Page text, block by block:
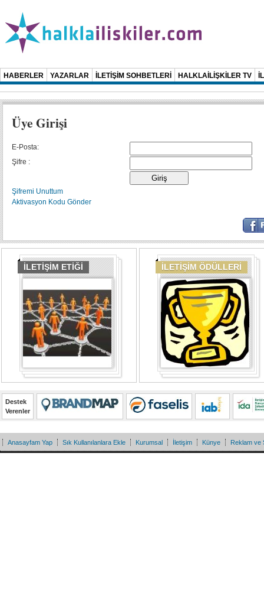
HABERLER YAZARLAR İLETİŞİM SOHBETLERİ HALKLAİLİŞKİLER TV
Üye Girişi
E-Posta:
Şifre :
Şifremi Unuttum
Aktivasyon Kodu Gönder
İLETİŞİM ETİĞİ İLETİŞİM ÖDÜLLERİ
Destek
Verenler
Anasayfam Yap Sık Kullanılanlara Ekle Kurumsal İletişim Künye Reklam ve